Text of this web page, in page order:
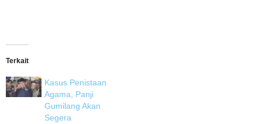
Terkait
Kasus Penistaan
Agama, Panji
Gumilang Akan
Segera